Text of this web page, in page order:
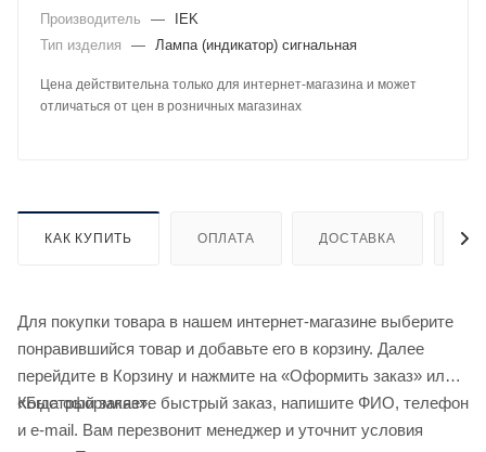
Производитель —
IEK
Тип изделия
— Лампа (индикатор) сигнальная
Цена действительна только для интернет-магазина и может
отличаться от цен в розничных магазинах
КАК КУПИТЬ ОПЛАТА ДОСТАВКА
Для покупки товара в нашем интернет-магазине выберите
понравившийся товар и добавьте его в корзину. Далее
перейдите в Корзину и нажмите на «Оформить заказ» или
«Быстрый заказ».
Когда оформляете быстрый заказ, напишите ФИО, телефон
и e-mail. Вам перезвонит менеджер и уточнит условия